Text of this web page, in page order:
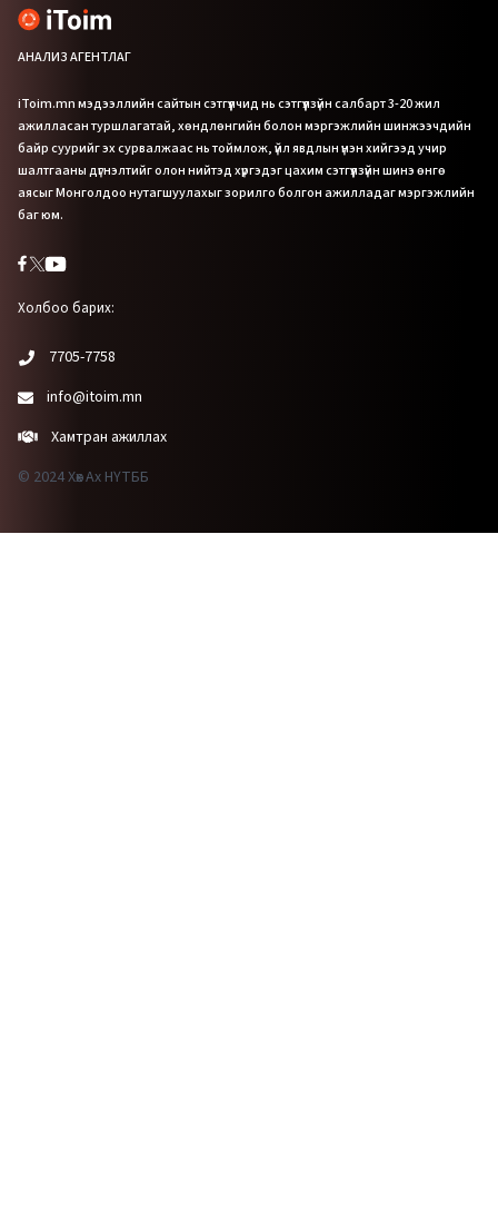
АНАЛИЗ АГЕНТЛАГ
iToim.mn мэдээллийн сайтын сэтгүүлчид нь сэтгүүлзүйн салбарт 3-20 жил
ажилласан туршлагатай, хөндлөнгийн болон мэргэжлийн шинжээчдийн
байр суурийг эх сурвалжаас нь тоймлож, үйл явдлын үнэн хийгээд учир
шалтгааны дүгнэлтийг олон нийтэд хүргэдэг цахим сэтгүүлзүйн шинэ өнгө
аясыг Монголдоо нутагшуулахыг зорилго болгон ажилладаг мэргэжлийн
баг юм.
Холбоо барих:
7705-7758
info@itoim.mn
Хамтран ажиллах
© 2024 Хөх Ах НҮТББ